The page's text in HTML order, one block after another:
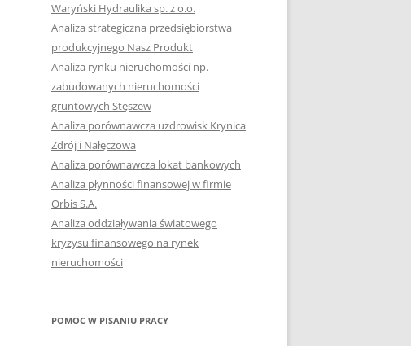
JAK PRZYGOTOWAĆ SIĘ DO
OBRONY PRACY DYPLOMOWEJ
Waryński Hydraulika sp. z o.o.
Analiza strategiczna przedsiębiorstwa
produkcyjnego Nasz Produkt
Analiza rynku nieruchomości np.
zabudowanych nieruchomości
gruntowych Stęszew
Analiza porównawcza uzdrowisk Krynica
Zdrój i Nałęczowa
Analiza porównawcza lokat bankowych
Analiza płynności finansowej w firmie
Orbis S.A.
Analiza oddziaływania światowego
kryzysu finansowego na rynek
nieruchomości
POMOC W PISANIU PRACY